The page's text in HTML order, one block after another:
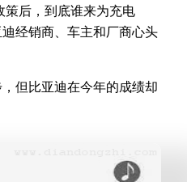
策后，到底谁来为充电
经销商、车主和厂商心头
但比亚迪在今年的成绩却